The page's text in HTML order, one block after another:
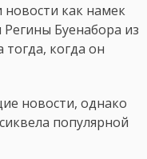
как намек
Регины Буенабора из
когда он
новости, однако
популярной